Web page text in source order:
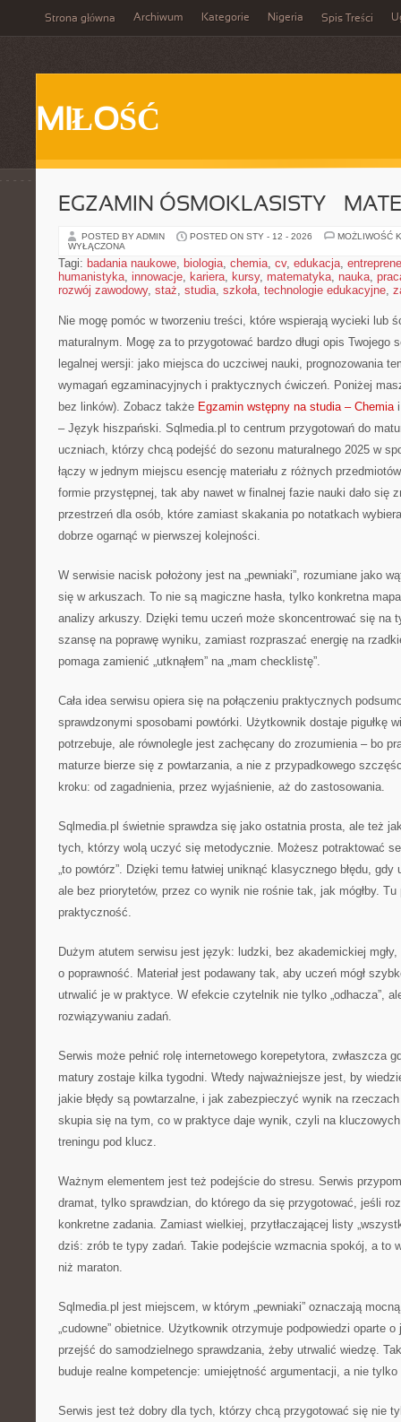
Strona główna Archiwum Kategorie Nigeria Spis Treści
MIŁOŚĆ
EGZAMIN ÓSMOKLASISTY –
POSTED BY ADMIN POSTED ON STY - 12 - 2026
MOŻLIWOŚĆ
WYŁĄCZONA
Tagi: badania naukowe, biologia, chemia, cv, edukacja,
humanistyka, innowacje, kariera, kursy, matematyka, nauka,
rozwój zawodowy, staż, studia, szkoła, technologie edukacyjne,
Nie mogę pomóc w tworzeniu treści, które wspierają wycieki lub
maturalnym. Mogę za to przygotować bardzo długi opis Twojego
legalnej wersji: jako miejsca do uczciwej nauki, prognozowania
wymagań egzaminacyjnych i praktycznych ćwiczeń. Poniżej
bez linków). Zobacz także Egzamin wstępny na studia – Chemiai
– Język hiszpański. Sqlmedia.pl to centrum przygotowań do
uczniach, którzy chcą podejść do sezonu maturalnego 2025 w
łączy w jednym miejscu esencję materiału z różnych
formie przystępnej, tak aby nawet w finalnej fazie nauki dało się
przestrzeń dla osób, które zamiast skakania po notatkach
dobrze ogarnąć w pierwszej kolejności.
W serwisie nacisk położony jest na „pewniaki”, rozumiane jako
się w arkuszach. To nie są magiczne hasła, tylko konkretna
analizy arkuszy. Dzięki temu uczeń może skoncentrować się na
szansę na poprawę wyniku, zamiast rozpraszać energię na
pomaga zamienić „utknąłem” na „mam checklistę”.
Cała idea serwisu opiera się na połączeniu praktycznych
sprawdzonymi sposobami powtórki. Użytkownik dostaje pigułkę
potrzebuje, ale równolegle jest zachęcany do zrozumienia – bo
maturze bierze się z powtarzania, a nie z przypadkowego
kroku: od zagadnienia, przez wyjaśnienie, aż do zastosowania.
Sqlmedia.pl świetnie sprawdza się jako ostatnia prosta, ale też
tych, którzy wolą uczyć się metodycznie. Możesz potraktować
„to powtórz”. Dzięki temu łatwiej uniknąć klasycznego błędu,
ale bez priorytetów, przez co wynik nie rośnie tak, jak mógłby.
praktyczność.
Dużym atutem serwisu jest język: ludzki, bez akademickiej
o poprawność. Materiał jest podawany tak, aby uczeń mógł
utrwalić je w praktyce. W efekcie czytelnik nie tylko „odhacza”,
rozwiązywaniu zadań.
Serwis może pełnić rolę internetowego korepetytora, zwłaszcza
matury zostaje kilka tygodni. Wtedy najważniejsze jest, by
jakie błędy są powtarzalne, i jak zabezpieczyć wynik na
skupia się na tym, co w praktyce daje wynik, czyli na
treningu pod klucz.
Ważnym elementem jest też podejście do stresu. Serwis
dramat, tylko sprawdzian, do którego da się przygotować, jeśli
konkretne zadania. Zamiast wielkiej, przytłaczającej listy
dziś: zrób te typy zadań. Takie podejście wzmacnia spokój, a to
niż maraton.
Sqlmedia.pl jest miejscem, w którym „pewniaki” oznaczają
„cudowne” obietnice. Użytkownik otrzymuje podpowiedzi oparte o
przejść do samodzielnego sprawdzania, żeby utrwalić wiedzę.
buduje realne kompetencje: umiejętność argumentacji, a nie tylko
Serwis jest też dobry dla tych, którzy chcą przygotować się nie